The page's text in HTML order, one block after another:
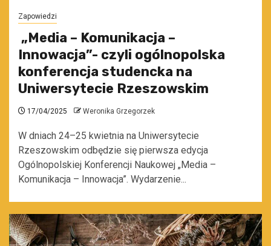
Zapowiedzi
„Media – Komunikacja –
Innowacja”- czyli ogólnopolska
konferencja studencka na
Uniwersytecie Rzeszowskim
17/04/2025 Weronika Grzegorzek
W dniach 24–25 kwietnia na Uniwersytecie
Rzeszowskim odbędzie się pierwsza edycja
Ogólnopolskiej Konferencji Naukowej „Media –
Komunikacja – Innowacja”. Wydarzenie...